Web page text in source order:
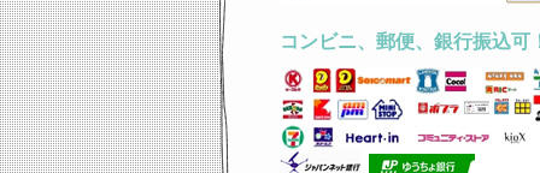
コンビニ、郵便、銀行振込可